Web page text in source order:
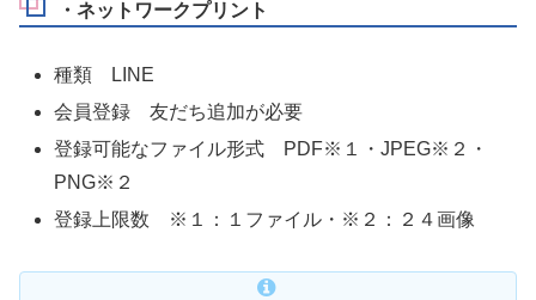
・ネットワークプリント
種類 LINE
会員登録 友だち追加が必要
登録可能なファイル形式 PDF※１・JPEG※２・
PNG※２
登録上限数 ※１：１ファイル・※２：２４画像